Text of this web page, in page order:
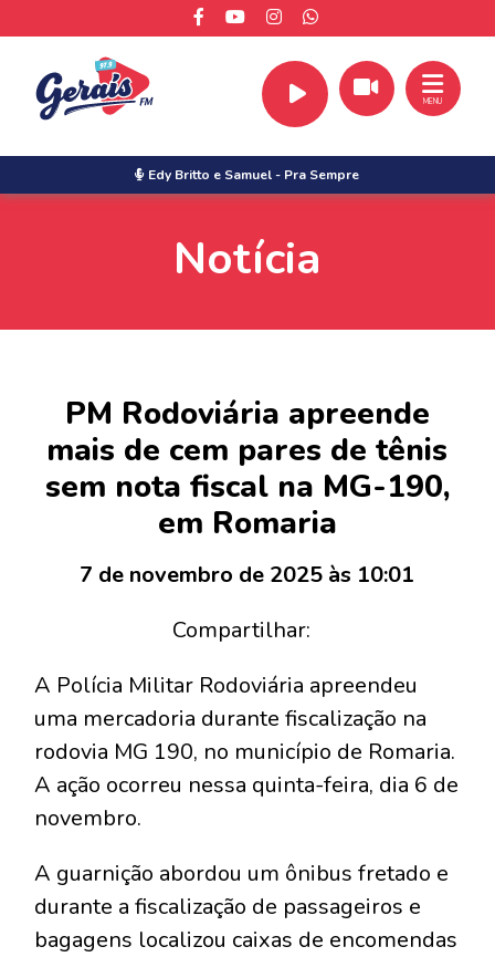
Edy Britto e Samuel- Pra Sempre
MENU
Notícia
PM Rodoviária apreende
mais de cem pares de tênis
sem nota fiscal na MG-190,
em Romaria
7 de novembro de 2025 às 10:01
Compartilhar:
A Polícia Militar Rodoviária apreendeu
uma mercadoria durante fiscalização na
rodovia MG 190, no município de Romaria.
A ação ocorreu nessa quinta-feira, dia 6 de
novembro.
A guarnição abordou um ônibus fretado e
durante a fiscalização de passageiros e
bagagens localizou caixas de encomendas